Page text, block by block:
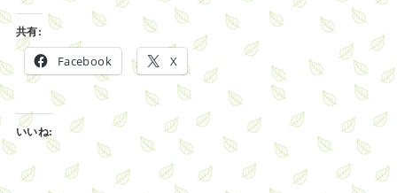
共有:
Facebook
X
いいね: